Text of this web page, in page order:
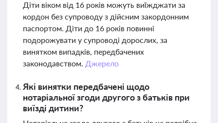
Діти віком від 16 років можуть виїжджати за
кордон без супроводу з дійсним закордонним
паспортом. Діти до 16 років повинні
подорожувати у супроводі дорослих, за
винятком випадків, передбачених
законодавством. Джерело
Які винятки передбачені щодо
нотаріальної згоди другого з батьків при
виїзді дитини?